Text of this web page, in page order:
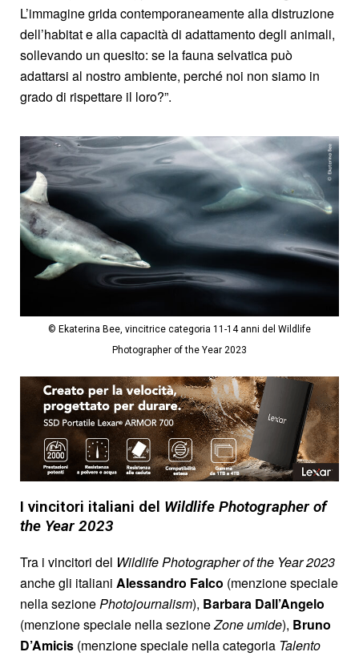
L’immagine grida contemporaneamente alla distruzione
dell’habitat e alla capacità di adattamento degli animali,
sollevando un quesito: se la fauna selvatica può
adattarsi al nostro ambiente, perché noi non siamo in
grado di rispettare il loro?”.
© Ekaterina Bee, vincitrice categoria 11-14 anni del Wildlife
Photographer of the Year 2023
I vincitori italiani del Wildlife Photographer of
the Year 2023
Tra i vincitori del Wildlife Photographer of the Year 2023
anche gli italiani Alessandro Falco (menzione speciale
nella sezionePhotojournalism), Barbara Dall’Angelo
(menzione speciale nella sezioneZone umide), Bruno
D’Amicis (menzione speciale nella categoria Talento